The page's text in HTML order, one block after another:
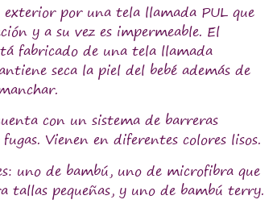
exterior por una tela llamada PUL que
y a su vez es impermeable. El
fabricado de una tela llamada
seca la piel del bebé además de
con un sistema de barreras
Vienen en diferentes colores lisos.
uno de bambú, uno de microfibra que
tallas pequeñas, y uno de bambú terry.